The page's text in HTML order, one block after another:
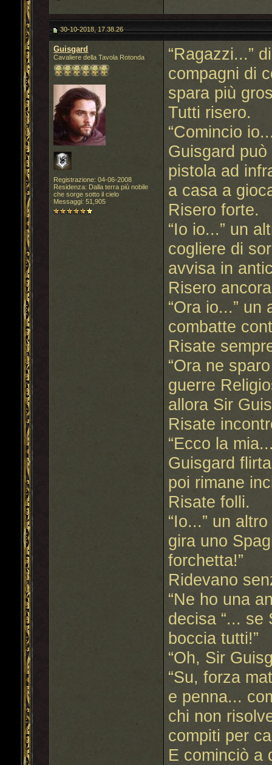
30-10-2018, 17.38.26
Guisgard
Cavaliere della Tavola Rotonda
Registrazione: 04-06-2008
Residenza: Dalla terra più nobile
che sorge sotto il cielo
Messaggi: 51,905
“Ragazzi...”
compagni di
spara più
Tutti risero.
“Comincio
Guisgard
pistola ad
a casa a
Risero forte.
“Io io...” un
cogliere di
avvisa in
Risero
“Ora io...”
combatte
Risate
“Ora ne
guerre
allora Sir
Risate
“Ecco la
Guisgard
poi rimane
Risate folli.
“Io...” un
gira uno
forchetta!”
Ridevano
“Ne ho una
decisa “... se
boccia tutti!”
“Oh, Sir
“Su, forza
e penna...
chi non
compiti per
E cominciò a